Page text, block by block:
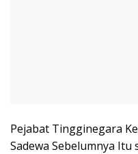
Pejabat Tingginegara
Sadewa Sebelumnya